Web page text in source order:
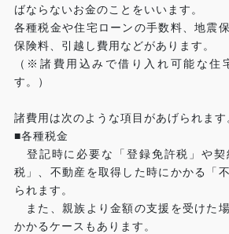
ばならないお金のことをいいます。
各種税金や住宅ローンの手数料、地震
保険料、引越し費用などがあります。
（※諸費用込みで借り入れ可能な住
す。）
諸費用は次のような項目があげられます
■各種税金
登記時に必要な「登録免許税」や契
税」、不動産を取得した時にかかる「
られます。
また、親族より金額の支援を受けた
かかるケースもあります。